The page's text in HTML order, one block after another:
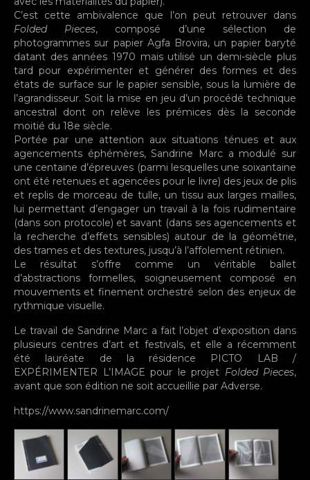
C’est cette ambivalence que l’on peut retrouver dans
Folded Pieces, composé d’une sélection de
photogrammes sur papier Agfa Brovira, un papier baryté
datant des années 1970 mais utilisé un demi-siècle plus
tard pour expérimenter et générer des formes et des
états de surface sur le papier sensible, sous la lumière de
l’agrandisseur. Soit la mise en jeu d’un procédé technique
ancestral dont on relève les prémices dès la seconde
moitié du 18e siècle.
Portée par une attention aux situations ténues et aux
agencements éphémères, Sandrine Marc a modulé sur
une centaine d’épreuves (parmi lesquelles une soixantaine
ont été retenues et agencées pour le livre) des jeux de plis
et replis de morceau de tulle, un tissu aux larges mailles,
lui permettant d’engager un travail à la fois rudimentaire
(dans son protocole) et savant (dans ses agencements et
la recherche d’effets sensibles) autour de la géométrie,
des trames et des textures, jusqu’à l’affolement rétinien.
Le résultat s’offre comme un véritable ballet
d’abstractions formelles, soigneusement composé en
mouvements et finement orchestré selon des enjeux de
rythmique visuelle.
Le travail de Sandrine Marc a fait l’objet d’exposition dans
plusieurs centres d’art et festivals, et elle a récemment
été lauréate de la résidence PICTO LAB /
EXPÉRIMENTER L’IMAGE pour le projet Folded Pieces,
avant que son édition ne soit accueillie par Adverse.
https://www.sandrinemarc.com/